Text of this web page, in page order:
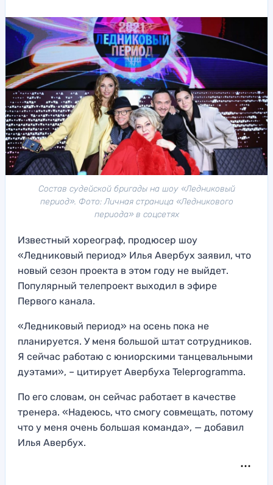
Состав судейской бригады на шоу «Ледниковый
период». Фото: Личная страница «Ледникового
периода» в соцсетях
Известный хореограф, продюсер шоу
«Ледниковый период» Илья Авербух заявил, что
новый сезон проекта в этом году не выйдет.
Популярный телепроект выходил в эфире
Первого канала.
«Ледниковый период» на осень пока не
планируется. У меня большой штат сотрудников.
Я сейчас работаю с юниорскими танцевальными
дуэтами», – цитирует Авербуха Teleprogramma.
По его словам, он сейчас работает в качестве
тренера. «Надеюсь, что смогу совмещать, потому
что у меня очень большая команда», — добавил
Илья Авербух.